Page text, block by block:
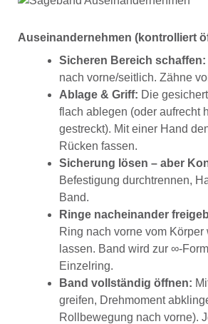
Auseinandernehmen (kontrolliert
Sicheren Bereich schaffen:
nach vorne/seitlich. Zähne
Ablage & Griff: Die
flach ablegen (oder aufrecht
gestreckt). Mit einer Hand
Rücken fassen.
Sicherung lösen – aber
Befestigung durchtrennen,
Band.
Ringe nacheinander
Ring nach vorne vom Körper
lassen. Band wird zur ∞-
Einzelring.
Band vollständig öffnen:
greifen, Drehmoment
Rollbewegung nach vorne).